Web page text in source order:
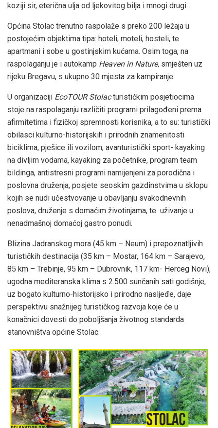
koziji sir, eterična ulja od ljekovitog bilja i mnogi drugi.
Općina Stolac trenutno raspolaže s preko 200 ležaja u
postojećim objektima tipa: hoteli, moteli, hosteli, te
apartmani i sobe u gostinjskim kućama. Osim toga, na
raspolaganju je i autokamp Heaven in Nature, smješten uz
rijeku Bregavu, s ukupno 30 mjesta za kampiranje.
U organizaciji EcoTOUR Stolacturističkim posjetiocima
stoje na raspolaganju različiti programi prilagođeni prema
afirmitetima i fizičkoj spremnosti korisnika, a to su: turistički
obilasci kulturno-historijskih i prirodnih znamenitosti
biciklima, pješice ili vozilom, avanturistički sport- kayaking
na divljim vodama, kayaking za početnike, program team
bildinga, antistresni programi namijenjeni za porodična i
poslovna druženja, posjete seoskim gazdinstvima u sklopu
kojih se nudi učestvovanje u obavljanju svakodnevnih
poslova, druženje s domaćim životinjama, te uživanje u
nenadmašnoj domaćoj gastro ponudi.
Blizina Jadranskog mora (45 km – Neum) i prepoznatljivih
turističkih destinacija (35 km – Mostar, 164 km – Sarajevo,
85 km – Trebinje, 95 km – Dubrovnik, 117 km- Herceg Novi),
ugodna mediteranska klima s 2.500 sunčanih sati godišnje,
uz bogato kulturno-historijsko i prirodno nasljeđe, daje
perspektivu snažnijeg turističkog razvoja koje će u
konačnici dovesti do poboljšanja životnog standarda
stanovništva općine Stolac.